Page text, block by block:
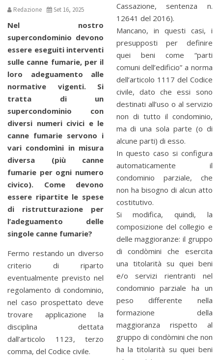
Redazione Set 16, 2025
Nel nostro
supercondominio devono
essere eseguiti interventi
sulle canne fumarie, per il
loro adeguamento alle
normative vigenti. Si
tratta di un
supercondominio con
diversi numeri civici e le
canne fumarie servono i
vari condomìni in misura
diversa (più canne
fumarie per ogni numero
civico). Come devono
essere ripartite le spese
di ristrutturazione per
l’adeguamento delle
singole canne fumarie?
Fermo restando un diverso
criterio di riparto
eventualmente previsto nel
regolamento di condominio,
nel caso prospettato deve
trovare applicazione la
disciplina dettata
dall’articolo 1123, terzo
comma, del Codice civile.
Cassazione, sentenza n.
12641 del 2016).
Mancano, in questi casi, i
presupposti per definire
quei beni come “parti
comuni dell’edificio” a norma
dell’articolo 1117 del Codice
civile, dato che essi sono
destinati all’uso o al servizio
non di tutto il condominio,
ma di una sola parte (o di
alcune parti) di esso.
In questo caso si configura
automaticamente il
condominio parziale, che
non ha bisogno di alcun atto
costitutivo.
Si modifica, quindi, la
composizione del collegio e
delle maggioranze: il gruppo
di condòmini che esercita
una titolarità su quei beni
e/o servizi rientranti nel
condominio parziale ha un
peso differente nella
formazione della
maggioranza rispetto al
gruppo di condòmini che non
ha la titolarità su quei beni